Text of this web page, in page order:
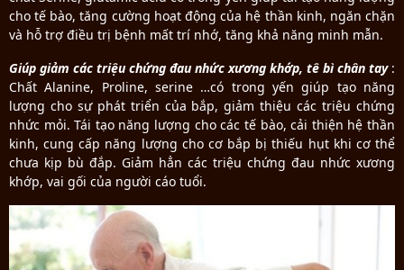
cho tế bào, tăng cường hoạt động của hệ thần kinh, ngăn chặn
và hỗ trợ điều trị bệnh mất trí nhớ, tăng khả năng minh mẫn.
Giúp giảm các triệu chứng đau nhức xương khớp, tê bì chân tay:
Chất Alanine, Proline, serine …có trong yến giúp tạo năng
lượng cho sự phát triển của bắp, giảm thiệu các triệu chứng
nhức mỏi. Tái tạo năng lượng cho các tế bào, cải thiện hệ thần
kinh, cung cấp năng lượng cho cơ bắp bị thiếu hụt khi cơ thể
chưa kịp bù đắp. Giảm hẳn các triệu chứng đau nhức xương
khớp, vai gối của người cáo tuổi.